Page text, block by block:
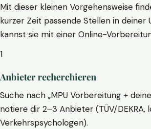
Mit dieser kleinen Vorgehensweise
kurzer Zeit passende Stellen in deiner
kannst sie mit einer Online-
1
Anbieter recherchieren
Suche nach „MPU Vorbereitung +
notiere dir 2–3 Anbieter (TÜV/DEKRA,
Verkehrspsychologen).